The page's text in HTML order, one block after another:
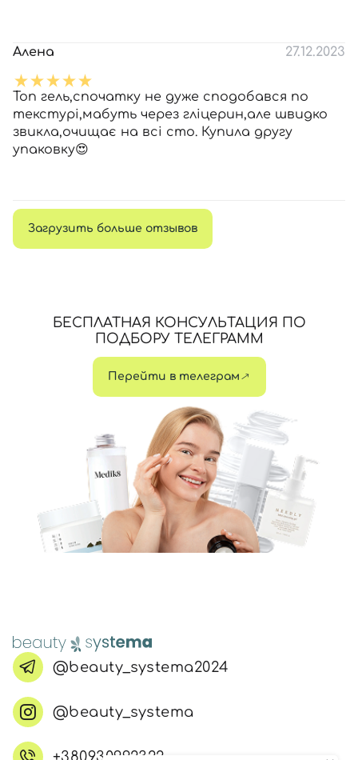
Алена 27.12.2023
Топ гель,спочатку не дуже сподобався по
текстурі,мабуть через гліцерин,але швидко
звикла,очищає на всі сто. Купила другу
упаковку😍
Загрузить больше отзывов
БЕСПЛАТНАЯ КОНСУЛЬТАЦИЯ ПО
ПОДБОРУ ТЕЛЕГРАММ
Перейти в телеграм
@beauty_systema2024
@beauty_systema
+380930992322